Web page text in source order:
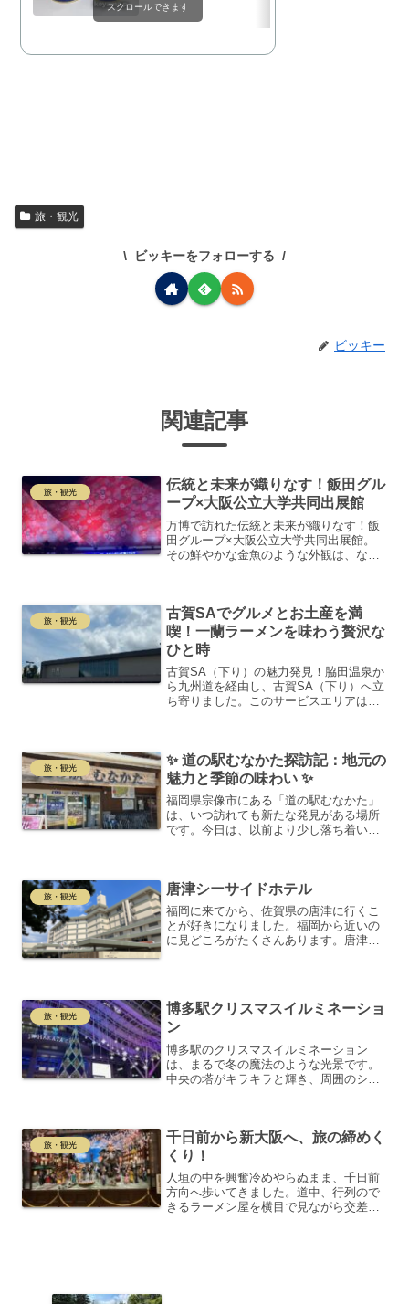
スクロールできます
旅・観光
ビッキーをフォローする
ビッキー
関連記事
旅・観光
伝統と未来が織りなす！飯田グル
ープ×大阪公立大学共同出展館
万博で訪れた伝統と未来が織りなす！飯
田グループ×大阪公立大学共同出展館。
その鮮やかな金魚のような外観は、なん
まさに未来と過去の美し...
旅・観光
古賀SAでグルメとお土産を満
喫！一蘭ラーメンを味わう贅沢な
ひと時
古賀SA（下り）の魅力発見！脇田温泉か
ら九州道を経由し、古賀SA（下り）へ立
ち寄りました。このサービスエリアは、
す。博多名物から地元...
旅・観光
✨ 道の駅むなかた探訪記：地元の
魅力と季節の味わい ✨
福岡県宗像市にある「道の駅むなかた」
は、いつ訪れても新たな発見がある場所
です。今日は、以前より少し落ち着いた
で、楽々スタート！🐟 新...
旅・観光 唐津シーサイドホテル
福岡に来てから、佐賀県の唐津に行くこ
とが好きになりました。福岡から近いの
に見どころがたくさんあります。唐津の
す。唐津には伊万里焼、七...
旅・観光
博多駅クリスマスイルミネーショ
ン
博多駅のクリスマスイルミネーション
は、まるで冬の魔法のような光景です。
中央の塔がキラキラと輝き、周囲のショ
ップを手に入れたことで、...
旅・観光
千日前から新大阪へ、旅の締めく
くり！
人垣の中を興奮冷めやらぬまま、千日前
方向へ歩いてきました。道中、行列ので
きるラーメン屋を横目で見ながら交差点